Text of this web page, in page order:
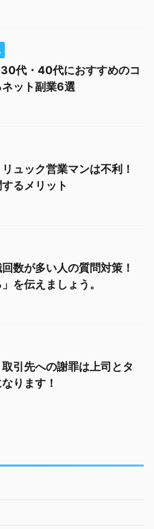
代・40代におすすめのコ
ット副業6選
リュック営業マンは不利！
るメリット
回数が多い人の質問対策！
を伝えましょう。
取引先への謝罪は上司とタ
ります！